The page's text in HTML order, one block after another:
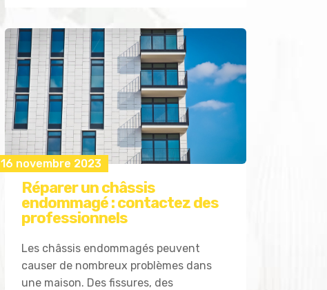
16 novembre 2023
Réparer un châssis
endommagé : contactez des
professionnels
Les châssis endommagés peuvent
causer de nombreux problèmes dans
une maison. Des fissures, des